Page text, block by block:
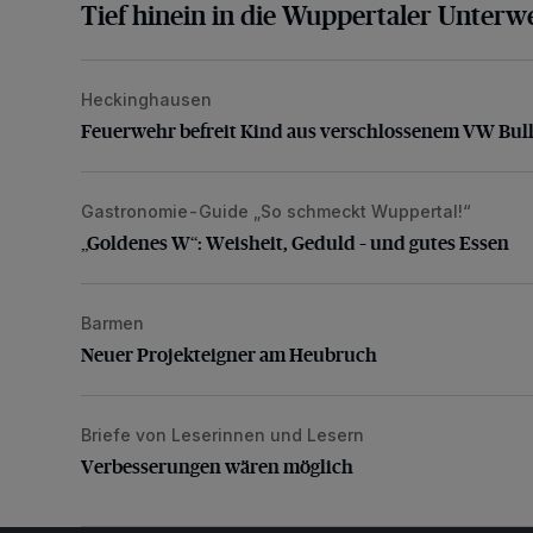
Tief hinein in die Wuppertaler
Feuerwehr befreit Kind aus verschlossenem VW Bulli
Heckinghausen
Feuerwehr befreit Kind aus verschlossenem VW
„Goldenes W“: Weisheit, Geduld – und gutes Essen
Gastronomie-Guide „So schmeckt Wuppertal!“
„Goldenes W“: Weisheit, Geduld – und gutes Essen
Neuer Projekteigner am Heubruch
Barmen
Neuer Projekteigner am Heubruch
Verbesserungen wären möglich
Briefe von Leserinnen und Lesern
Verbesserungen wären möglich